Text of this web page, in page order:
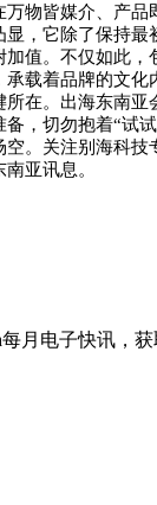
万物皆媒介、产品
，它除了保持最
加值。不仅如此，
承载着品牌的文化
在。出海东南亚
，切勿抱着“试
空。关注别海科技
亚讯息。
每月电子快讯，